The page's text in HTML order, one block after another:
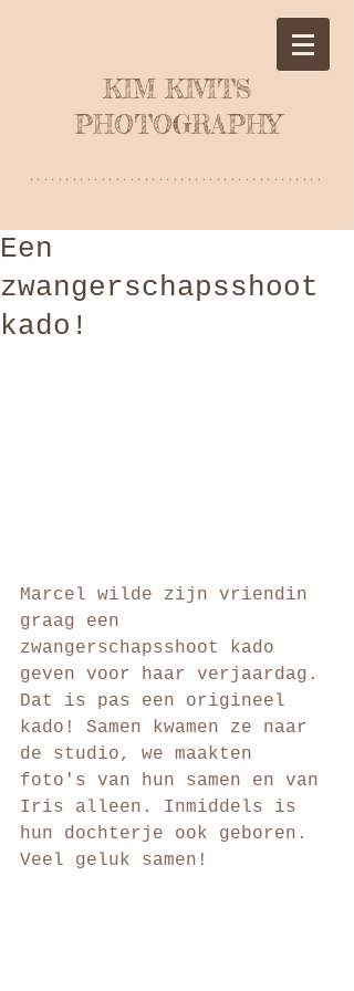
KIM KIVITS
PHOTOGRAPHY
*****************************************
Een
zwangerschapsshoot
kado!
Marcel wilde zijn vriendin
graag een
zwangerschapsshoot kado
geven voor haar verjaardag.
Dat is pas een origineel
kado! Samen kwamen ze naar
de studio, we maakten
foto's van hun samen en van
Iris alleen. Inmiddels is
hun dochterje ook geboren.
Veel geluk samen!